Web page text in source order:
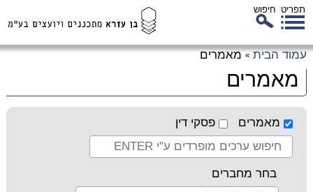
תפריט חיפוש
עמוד הבית » מאמרים
מאמרים
מאמרים פסקי דין
בחר מחברים